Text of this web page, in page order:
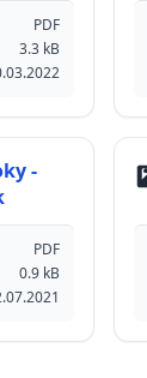
PDF
3.3 kB
-
PDF
0.9 kB